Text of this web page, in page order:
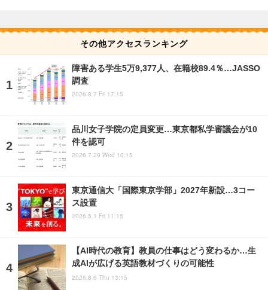
その他アクセスランキング
障害ある学生5万9,377人、在籍校89.4％…JASSO
調査
2026.8.7 Fri 17:15
品川女子学院の定員変更…東京都私学審議会が10
件を認可
2026.7.29 Wed 10:15
東京通信大「国際東京学部」2027年新設…3コー
ス設置
2026.5.1 Fri 11:15
【AI時代の教育】教員の仕事はどう変わるか…生
成AIが広げる英語教材づくりの可能性
2026.8.6 Thu 13:15